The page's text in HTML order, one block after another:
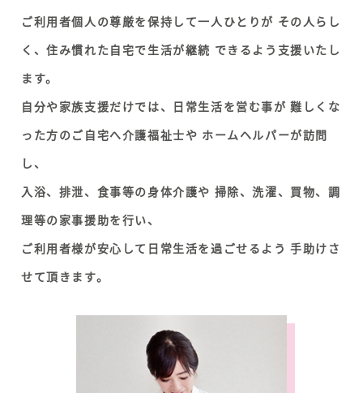
ご利用者個人の尊厳を保持して一人ひとりが その人らし
く、住み慣れた自宅で生活が継続 できるよう支援いたし
ます。
自分や家族支援だけでは、日常生活を営む事が 難しくな
った方のご自宅へ介護福祉士や ホームヘルパーが訪問
し、
入浴、排泄、食事等の身体介護や 掃除、洗濯、買物、調
理等の家事援助を行い、
ご利用者様が安心して日常生活を過ごせるよう 手助けさ
せて頂きます。